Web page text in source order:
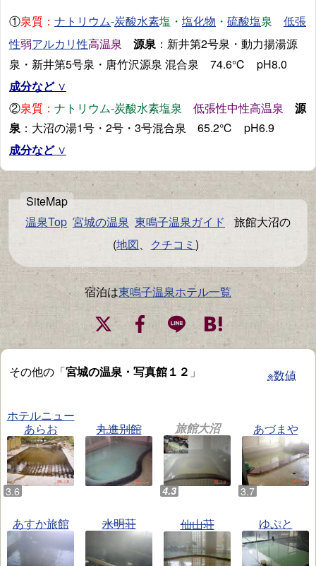
①泉質： ナトリウム-炭酸水素塩・ 塩化物 ・ 硫酸塩泉
低張
性弱アルカリ性高温泉 源泉 ：新井第2号泉・動力揚湯源
泉・新井第5号泉・唐竹沢源泉 混合泉 74.6℃ pH8.0
成分など
②泉質： ナトリウム-炭酸水素塩泉 低張性中性高温泉
源
泉 ：大沼の湯1号・2号・3号混合泉 65.2℃ pH6.9
成分など
温泉Top 宮城の温泉 東鳴子温泉ガイド
旅館大沼の
(地図、 クチコミ)
宿泊は東鳴子温泉ホテル一覧
その他の「宮城の温泉・写真館１２ 」 ※数値
ホテルニュー
あらお
丸進別館 旅館大沼 あづまや
あすか旅館 水明荘 仙山荘 ゆぷと